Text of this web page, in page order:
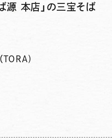
源 本店」の三宝そば
TORA)